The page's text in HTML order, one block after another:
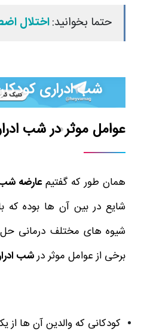
شب ادراری کودکان
فرزند پروری روانشناسی فرزند
حتما بخوانید:اختلال
عوامل موثر در شب
همان طور که گفتیمعارضه شب
شایع در بین آن ها بوده که
شیوه های مختلف درمانی حل
برخی از عوامل موثر درشب
کودکانی که والدین آن ها از